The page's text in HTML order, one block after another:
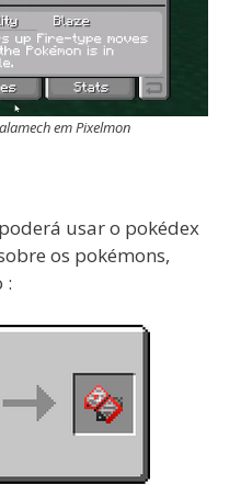
em Pixelmon
usar o pokédex
os pokémons,
: